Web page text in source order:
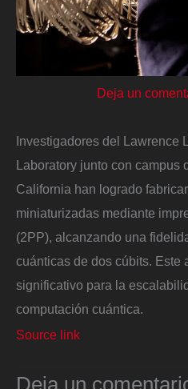
Deja un
Investigadores del Lawrence
Laboratory junto con campus
California han logrado
miniaturizadas mediante
(2PP), alcanzando una
cuánticas de dos cúbits. Este
significativo para la
computación cuántica.
Source link
Deja un